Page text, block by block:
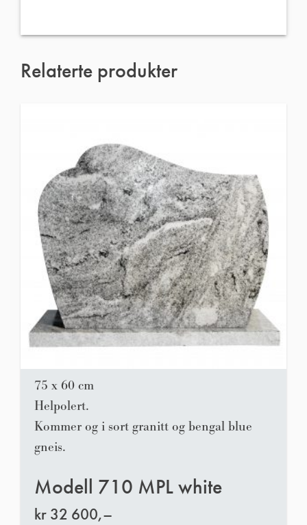
Relaterte produkter
75 x 60 cm
Helpolert.
Kommer og i sort granitt og bengal blue
gneis.
Modell 710 MPL white
kr 32 600,–